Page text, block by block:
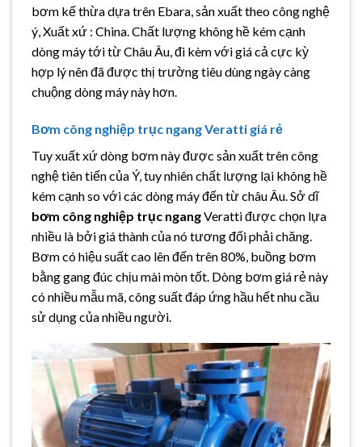
bơm kế thừa dựa trên Ebara, sản xuất theo công nghệ
ý, Xuất xứ : China. Chất lượng không hề kém cạnh
dòng máy tới từ Châu Âu, đi kèm với giá cả cực kỳ
hợp lý nên đã được thị trường tiêu dùng ngày càng
chuộng dòng máy này hơn.
Bơm công nghiệp trục ngang Veratti giá rẻ
Tuy xuất xứ dòng bơm này được sản xuất trên công
nghệ tiên tiến của Ý, tuy nhiên chất lượng lại không hề
kém cạnh so với các dòng máy đến từ châu Âu. Sở dĩ
bơm công nghiệp trục ngangVeratti được chọn lựa
nhiều là bởi giá thành của nó tương đối phải chăng.
Bơm có hiệu suất cao lên đến trên 80%, buồng bơm
bằng gang đúc chịu mài mòn tốt. Dòng bơm giá rẻ này
có nhiều mẫu mã, công suất đáp ứng hầu hết nhu cầu
sử dụng của nhiều người.